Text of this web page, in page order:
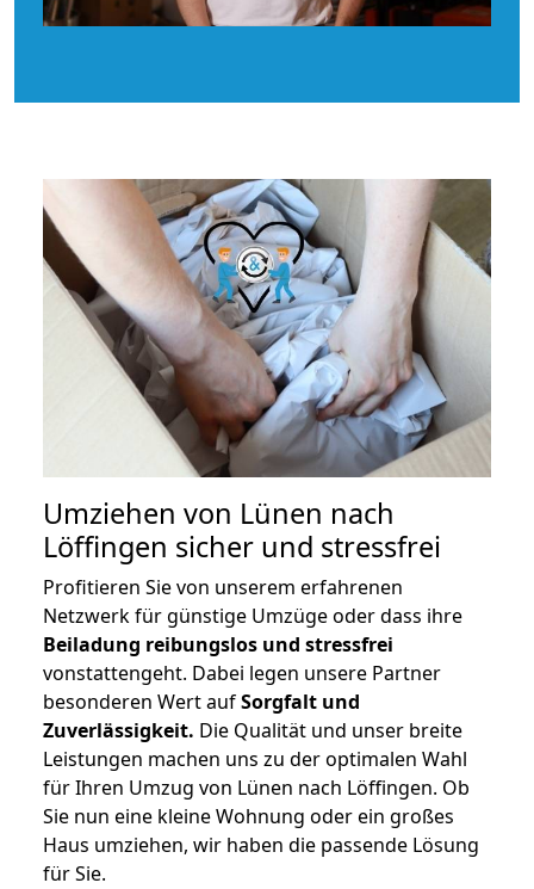
Umziehen von Lünen nach
Löffingen sicher und stressfrei
Profitieren Sie von unserem erfahrenen
Netzwerk für günstige Umzüge oder dass ihre
Beiladung reibungslos und stressfrei
vonstattengeht. Dabei legen unsere Partner
besonderen Wert aufSorgfalt und
Zuverlässigkeit. Die Qualität und unser breite
Leistungen machen uns zu der optimalen Wahl
für Ihren Umzug von Lünen nach Löffingen. Ob
Sie nun eine kleine Wohnung oder ein großes
Haus umziehen, wir haben die passende Lösung
für Sie.